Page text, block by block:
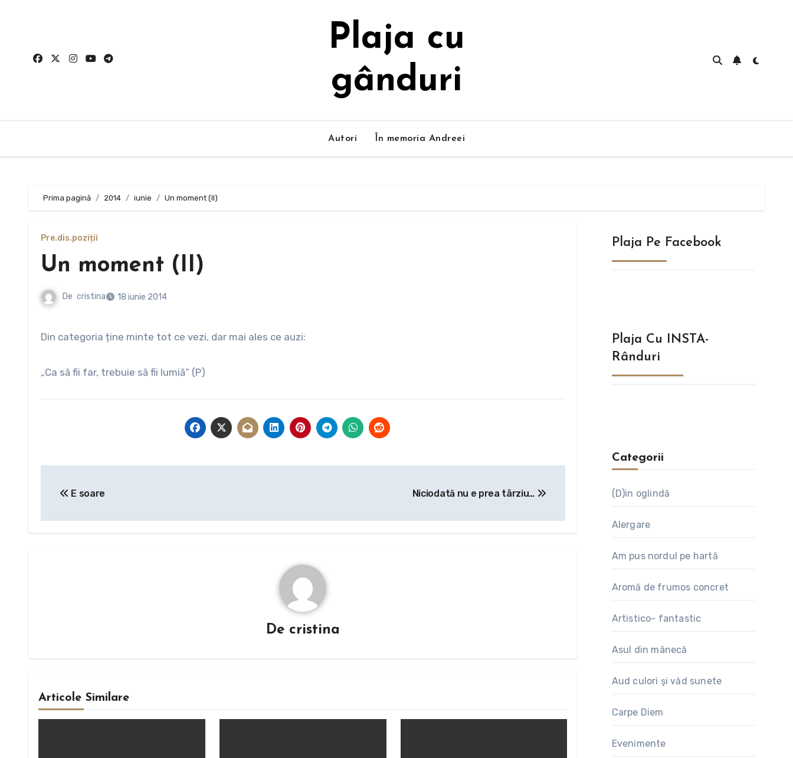
Plaja cu
gânduri
Autori În memoria Andreei
Prima pagină 2014 iunie Un moment (II)
Pre.dis.poziții
Un moment (II)
De cristina 18 iunie 2014
Din categoria ține minte tot ce vezi, dar mai ales ce auzi:
„Ca să fii far, trebuie să fii lumiă” (P)
articole
E soare Niciodată nu e prea târziu…
De cristina
Articole Similare
Plaja Pe Facebook
Plaja Cu INSTA-
Rânduri
Categorii
(D)in oglindă
Alergare
Am pus nordul pe hartă
Aromă de frumos concret
Artistico- fantastic
Asul din mânecă
Aud culori și văd sunete
Carpe Diem
Evenimente